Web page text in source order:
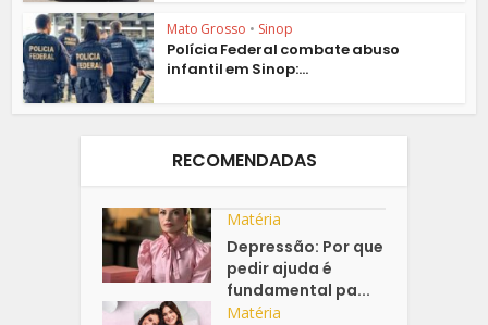
Mato Grosso • Sinop
Polícia Federal combate abuso
infantil em Sinop:...
RECOMENDADAS
Matéria
Depressão: Por que
pedir ajuda é
fundamental pa...
Matéria